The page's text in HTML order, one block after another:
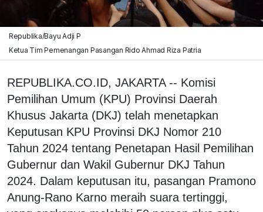
Republika/Bayu Adji P
Ketua Tim Pemenangan Pasangan Rido Ahmad Riza Patria
REPUBLIKA.CO.ID, JAKARTA -- Komisi
Pemilihan Umum (KPU) Provinsi Daerah
Khusus Jakarta (DKJ) telah menetapkan
Keputusan KPU Provinsi DKJ Nomor 210
Tahun 2024 tentang Penetapan Hasil Pemilihan
Gubernur dan Wakil Gubernur DKJ Tahun
2024. Dalam keputusan itu, pasangan Pramono
Anung-Rano Karno meraih suara tertinggi,